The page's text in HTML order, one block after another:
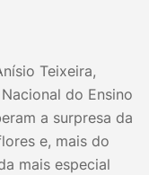
Teixeira,
do Ensino
a surpresa da
e, mais do
mais especial